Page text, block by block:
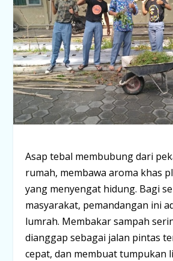
Asap tebal membubung dari
rumah, membawa aroma khas
yang menyengat hidung. Bagi
masyarakat, pemandangan ini
lumrah. Membakar sampah
dianggap sebagai jalan pintas
cepat, dan membuat tumpukan